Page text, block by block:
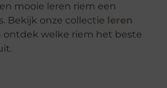
mooie leren riem een
Bekijk onze collectie leren
ontdek welke riem het beste